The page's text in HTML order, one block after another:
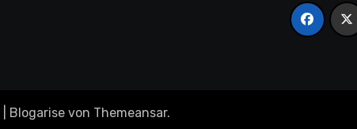
Blogarisevon Themeansar.